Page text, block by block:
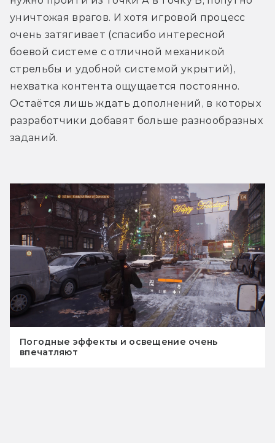
уничтожая врагов. И хотя игровой процесс
очень затягивает (спасибо интересной
боевой системе с отличной механикой
стрельбы и удобной системой укрытий),
нехватка контента ощущается постоянно.
Остаётся лишь ждать дополнений, в которых
разработчики добавят больше разнообразных
заданий.
Погодные эффекты и освещение очень
впечатляют